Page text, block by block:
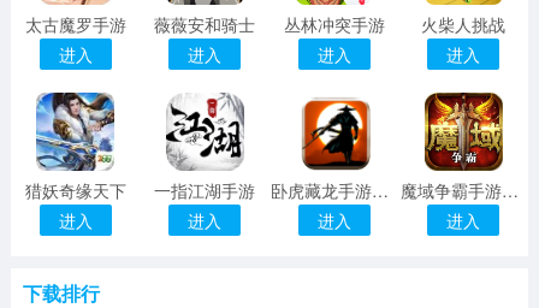
太古魔罗手游
进入
薇薇安和骑士
进入
丛林冲突手游
进入
火柴人挑战
进入
猎妖奇缘天下
进入
一指江湖手游
进入
卧虎藏龙手游app v3.2安卓版
进入
魔域争霸手游下载
进入
下载排行